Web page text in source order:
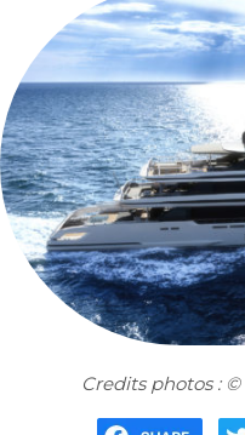
Credits photos :